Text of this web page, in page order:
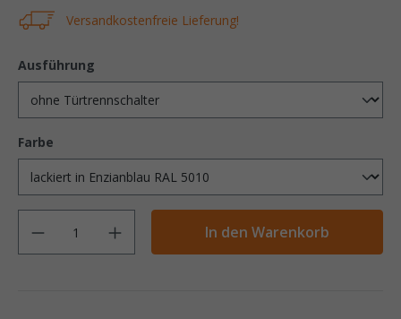
Versandkostenfreie Lieferung!
Ausführung
Farbe
In den Warenkorb